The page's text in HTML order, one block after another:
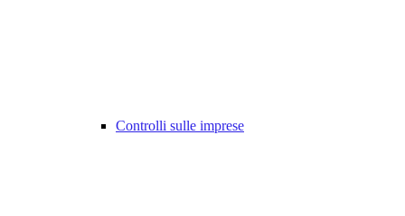
Controlli sulle imprese